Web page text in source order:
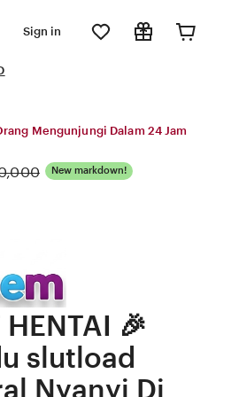
Sign in
Mengunjungi Dalam 24 Jam
New markdown!
🎉
slutload
Nyanyi Di